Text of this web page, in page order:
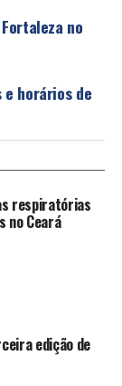
no
e horários de
respiratórias
no Ceará
edição de